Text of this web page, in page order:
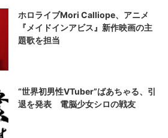
ホロライブMori Calliope、アニメ
『メイドインアビス』新作映画の主
題歌を担当
“世界初男性VTuber”ばあちゃる、引
退を発表 電脳少女シロの戦友